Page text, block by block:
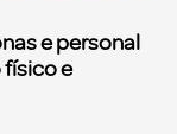
e personal
físico e